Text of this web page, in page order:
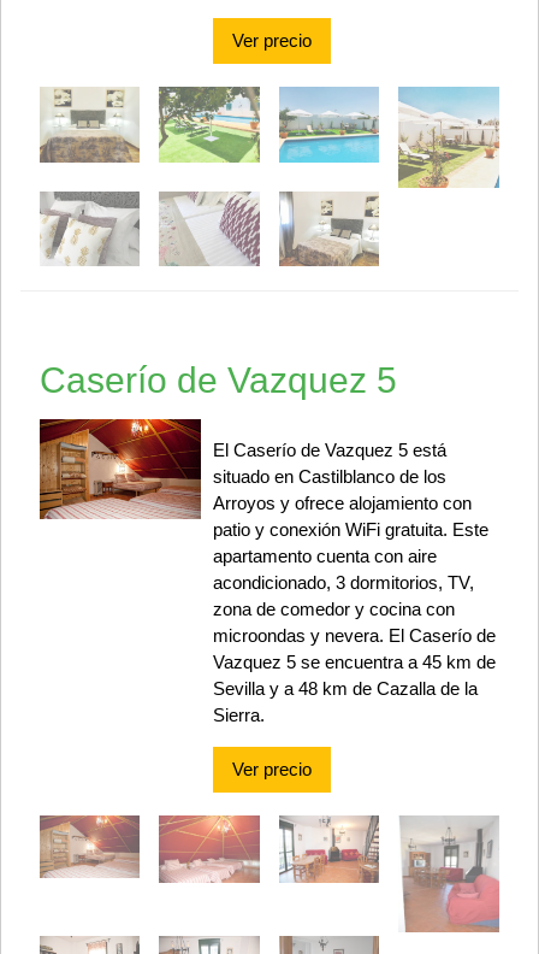
Ver precio
Caserío de Vazquez 5
El Caserío de Vazquez 5 está
situado en Castilblanco de los
Arroyos y ofrece alojamiento con
patio y conexión WiFi gratuita. Este
apartamento cuenta con aire
acondicionado, 3 dormitorios, TV,
zona de comedor y cocina con
microondas y nevera. El Caserío de
Vazquez 5 se encuentra a 45 km de
Sevilla y a 48 km de Cazalla de la
Sierra.
Ver precio